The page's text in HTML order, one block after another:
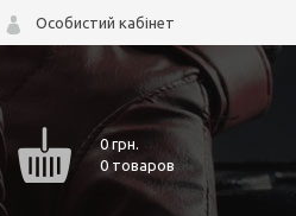
Особистий кабінет
0грн.
0 товаров